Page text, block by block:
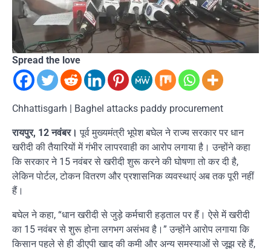
Spread the love
Chhattisgarh | Baghel attacks paddy procurement
रायपुर, 12 नवंबर। पूर्व मुख्यमंत्री भूपेश बघेल ने राज्य सरकार पर धान
खरीदी की तैयारियों में गंभीर लापरवाही का आरोप लगाया है। उन्होंने कहा
कि सरकार ने 15 नवंबर से खरीदी शुरू करने की घोषणा तो कर दी है,
लेकिन पोर्टल, टोकन वितरण और प्रशासनिक व्यवस्थाएं अब तक पूरी नहीं
हैं।
बघेल ने कहा, “धान खरीदी से जुड़े कर्मचारी हड़ताल पर हैं। ऐसे में खरीदी
का 15 नवंबर से शुरू होना लगभग असंभव है।” उन्होंने आरोप लगाया कि
किसान पहले से ही डीएपी खाद की कमी और अन्य समस्याओं से जूझ रहे हैं,